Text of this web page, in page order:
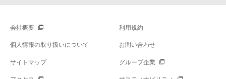
会社概要 利用規約
個人情報の取り扱いについて お問い合わせ
サイトマップ グループ企業